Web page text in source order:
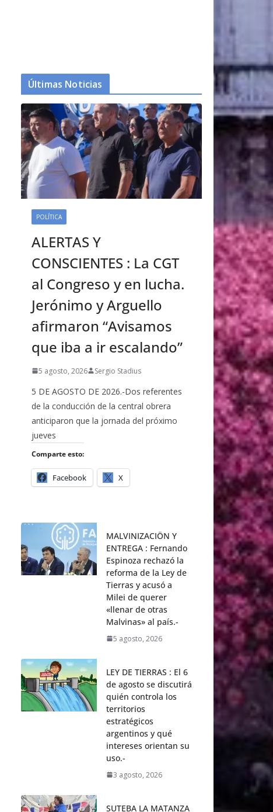
Últimas Noticias
POLÍTICA
ALERTAS Y
CONSCIENTES : La CGT
al Congreso y en lucha.
Jerónimo y Arguello
afirmaron “Avisamos
que iba a ir escalando”
5 agosto, 2026 Sergio Stadius
5 DE AGOSTO DE 2026.-Dos referentes
de la conducción de la central obrera
anticiparon que la jornada del próximo
jueves
Comparte esto:
Facebook X
MALVINIZACIÖN Y
ENTREGA : Fernando
Espinoza rechazó la
reforma de la Ley de
Tierras y acusó a
Milei de querer
«llenar de otras
Malvinas» al país.-
5 agosto, 2026
LEY DE TIERRAS : El 6
de agosto se discutirá
quién controla los
territorios
estratégicos
argentinos y qué
intereses orientan su
uso.-
3 agosto, 2026
SUTEBA LA MATANZA